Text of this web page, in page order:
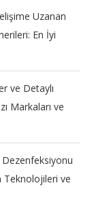
Uzanan
En İyi
ve Detaylı
Markaları ve
Dezenfeksiyonu
Teknolojileri ve